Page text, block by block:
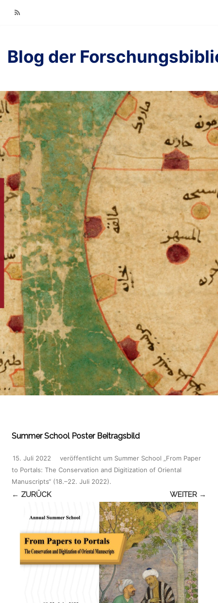
Blog der
Summer School Poster Beitragsbild
veröffentlicht
15. Juli 2022 um Summer School „From Paper
to Portals: The Conservation and Digitization of Oriental
Manuscripts“ (18.–22. Juli 2022).
← ZURÜCK WEITER →